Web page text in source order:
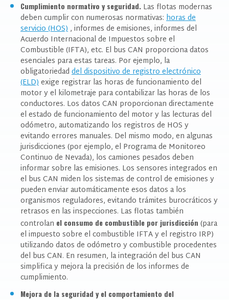
Cumplimiento normativo y seguridad. Las flotas modernas
deben cumplir con numerosas normativas: horas de
servicio (HOS) , informes de emisiones, informes del
Acuerdo Internacional de Impuestos sobre el
Combustible (IFTA), etc. El bus CAN proporciona datos
esenciales para estas tareas. Por ejemplo, la
obligatoriedad del dispositivo de registro electrónico
(ELD)exige registrar las horas de funcionamiento del
motor y el kilometraje para contabilizar las horas de los
conductores. Los datos CAN proporcionan directamente
el estado de funcionamiento del motor y las lecturas del
odómetro, automatizando los registros de HOS y
evitando errores manuales. Del mismo modo, en algunas
jurisdicciones (por ejemplo, el Programa de Monitoreo
Continuo de Nevada), los camiones pesados ​​deben
informar sobre las emisiones. Los sensores integrados en
el bus CAN miden los sistemas de control de emisiones y
pueden enviar automáticamente esos datos a los
organismos reguladores, evitando trámites burocráticos y
retrasos en las inspecciones. Las flotas también
controlan el consumo de combustible por jurisdicción (para
el impuesto sobre el combustible IFTA y el registro IRP)
utilizando datos de odómetro y combustible procedentes
del bus CAN. En resumen, la integración del bus CAN
simplifica y mejora la precisión de los informes de
cumplimiento.
Mejora de la seguridad y el comportamiento del